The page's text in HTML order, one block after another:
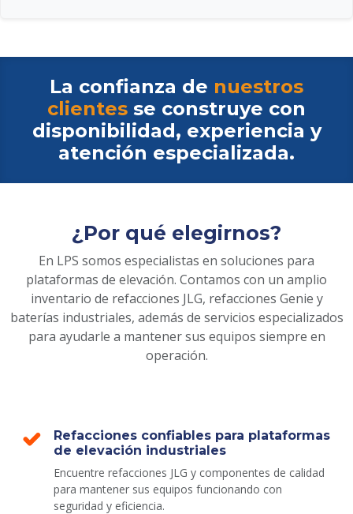
La confianza de nuestros
clientes se construye con
disponibilidad, experiencia y
atención especializada.
¿Por qué elegirnos?
En LPS somos especialistas en soluciones para
plataformas de elevación. Contamos con un amplio
inventario de refacciones JLG, refacciones Genie y
baterías industriales, además de servicios especializados
para ayudarle a mantener sus equipos siempre en
operación.
Refacciones confiables para plataformas
de elevación industriales
Encuentre refacciones JLG y componentes de calidad
para mantener sus equipos funcionando con
seguridad y eficiencia.